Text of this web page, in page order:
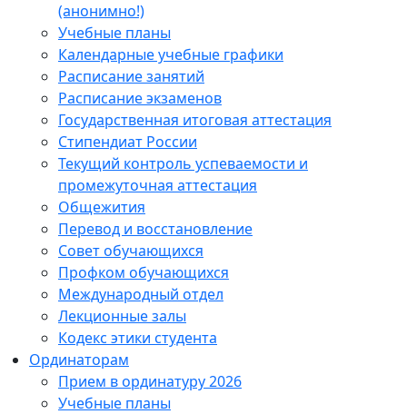
(анонимно!)
Учебные планы
Календарные учебные графики
Расписание занятий
Расписание экзаменов
Государственная итоговая аттестация
Стипендиат России
Текущий контроль успеваемости и
промежуточная аттестация
Общежития
Перевод и восстановление
Совет обучающихся
Профком обучающихся
Международный отдел
Лекционные залы
Кодекс этики студента
Ординаторам
Прием в ординатуру 2026
Учебные планы